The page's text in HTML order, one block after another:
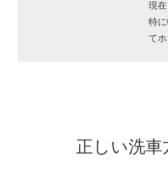
現
特
て
正しい洗